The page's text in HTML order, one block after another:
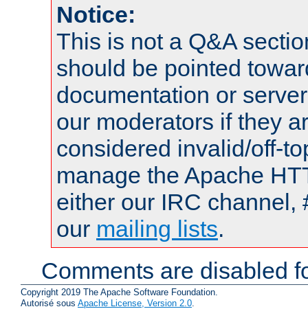
Notice:
This is not a Q&A
should be pointed
documentation or
our moderators if they
considered invalid/off-
manage the Apache
either our IRC channel,
our mailing lists.
Comments are disabled
Copyright 2019 The Apache Software Foundation.
Autorisé sous Apache License, Version 2.0